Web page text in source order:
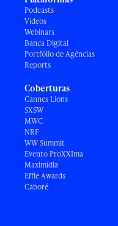
Podcasts
Vídeos
Webinars
Banca Digital
Portfólio de Agências
Reports
Coberturas
Cannes Lions
SXSW
MWC
NRF
WW Summit
Evento ProXXIma
Maximídia
Effie Awards
Caboré